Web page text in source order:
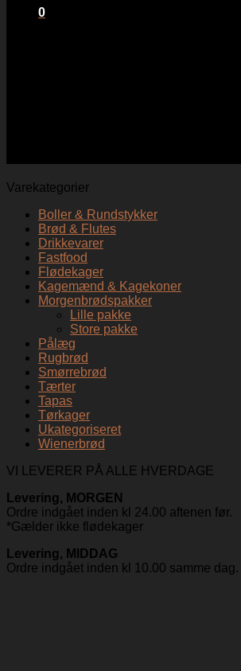
0
Varekategorier
Boller & Rundstykker
Brød & Flutes
Drikkevarer
Fastfood
Flødekager
Kagemænd & Kagekoner
Morgenbrødspakker
Lille pakke
Store pakke
Pålæg
Rugbrød
Smørrebrød
Tærter
Tapas
Tørkager
Ukategoriseret
Wienerbrød
VI LEVERER PÅ ALLE HVERDAGE
Levering, MORGEN
Ordre indgået inden kl 24.00 aftenen før.
*Gælder ikke flødekager
Levering, MIDDAG
Ordre indgået inden kl 10.00 samme dag.